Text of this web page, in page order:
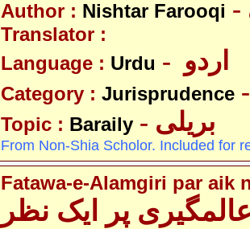
Author : Nishtar Farooqi
Translator :
Language : Urdu
Category : Jurisprudence
Topic : Baraily - بریلی
From Non-Shia Scholor. Included for
Fatawa-e-Alamgiri par aik